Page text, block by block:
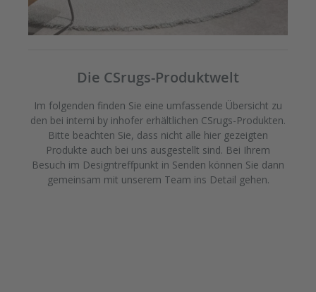
Die CSrugs-Produktwelt
Im folgenden finden Sie eine umfassende Übersicht zu
den bei interni by inhofer erhältlichen CSrugs-Produkten.
Bitte beachten Sie, dass nicht alle hier gezeigten
Produkte auch bei uns ausgestellt sind. Bei Ihrem
Besuch im Designtreffpunkt in Senden können Sie dann
gemeinsam mit unserem Team ins Detail gehen.